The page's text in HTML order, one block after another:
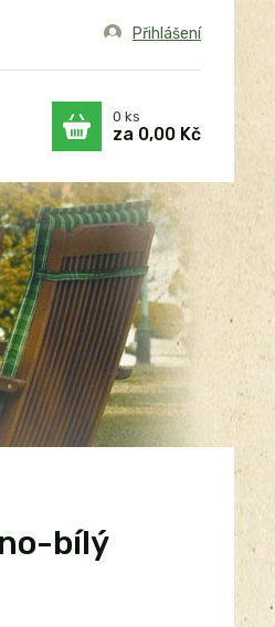
Přihlášení
0 ks
za 0,00 Kč
bílý